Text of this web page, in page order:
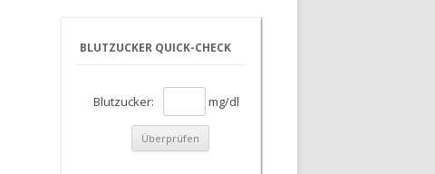
BLUTZUCKER QUICK-CHECK
Blutzucker: mg/dl